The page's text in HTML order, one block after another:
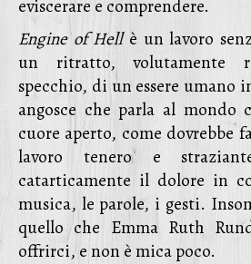
eviscerare e comprendere.
Engine of Hellè un lavoro
un ritratto, volutamente
specchio, di un essere umano
angosce che parla al mondo
cuore aperto, come dovrebbe
lavoro tenero e
catarticamente il dolore in
musica, le parole, i gesti.
quello che Emma Ruth
offrirci, e non è mica poco.